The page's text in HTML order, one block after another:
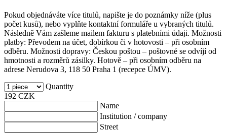
Pokud objednáváte více titulů, napište je do poznámky níže (plus
počet kusů), nebo vyplňte kontaktní formuláře u vybraných titulů.
Následně Vám zašleme mailem fakturu s platebními údaji. Možnosti
platby: Převodem na účet, dobírkou či v hotovosti – při osobním
odběru. Možnosti dopravy: Českou poštou – poštovné se odvíjí od
hmotnosti a rozměrů zásilky. Hotově – při osobním odběru na
adrese Nerudova 3, 118 50 Praha 1 (recepce ÚMV).
Quantity
192 CZK
Name
Institution / company
Street